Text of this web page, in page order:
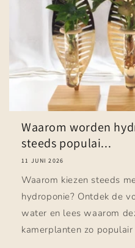
Waarom worden
steeds populai...
11 JUNI 2026
Waarom kiezen steeds
hydroponie? Ontdek de
water en lees waarom
kamerplanten zo